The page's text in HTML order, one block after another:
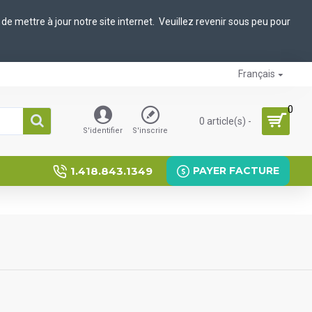
mettre à jour notre site internet. Veuillez revenir sous peu pour
Français
S'identifier S'inscrire
0 article(s) -
0
1.418.843.1349 PAYER FACTURE